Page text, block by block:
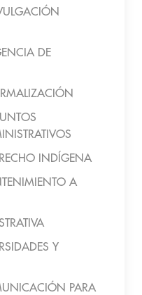
DE
INDÍGENA
A
Y
PARA